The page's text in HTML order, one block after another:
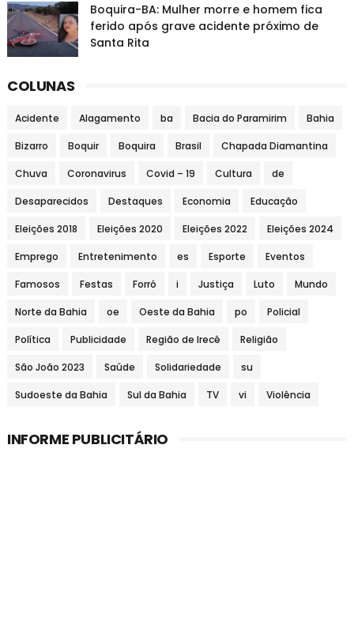
Boquira-BA: Mulher morre e homem fica
ferido após grave acidente próximo de
Santa Rita
COLUNAS
Acidente Alagamento ba Bacia do Paramirim Bahia
Bizarro Boquir Boquira Brasil Chapada Diamantina
Chuva Coronavirus Covid – 19 Cultura de
Desaparecidos Destaques Economia Educação
Eleições 2018 Eleições 2020 Eleições 2022 Eleições 2024
Emprego Entretenimento es Esporte Eventos
Famosos Festas Forró i Justiça Luto Mundo
Norte da Bahia oe Oeste da Bahia po Policial
Política Publicidade Região de Irecê Religião
São João 2023 Saúde Solidariedade su
Sudoeste da Bahia Sul da Bahia TV vi Violência
INFORME PUBLICITÁRIO